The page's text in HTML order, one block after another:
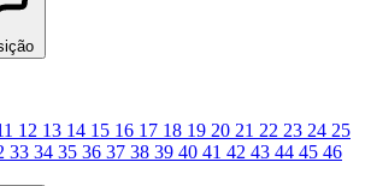
12 13 14 15 16 17 18 19 20 21 22 23 24 25
33 34 35 36 37 38 39 40 41 42 43 44 45 46